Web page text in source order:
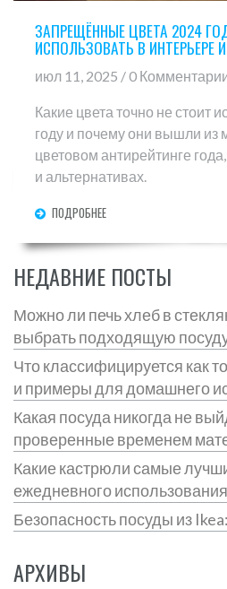
ЗАПРЕЩЁННЫЕ ЦВЕТА 2024
ИСПОЛЬЗОВАТЬ В ИНТЕРЬЕРЕ
июл 11, 2025 / 0
Какие цвета точно не стоит
году и почему они вышли из
цветовом антирейтинге
и альтернативах.
ПОДРОБНЕЕ
НЕДАВНИЕ ПОСТЫ
Можно ли печь хлеб в
выбрать подходящую
Что классифицируется как
и примеры для домашнего
Какая посуда никогда не
проверенные временем
Какие кастрюли самые
ежедневного использования
Безопасность посуды из
АРХИВЫ